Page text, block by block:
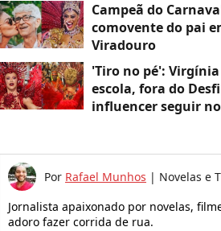
Campeã do
comovente do pai
Viradouro
'Tiro no pé':
escola, fora do
influencer seguir
Por Rafael Munhos | Novelas e
Jornalista apaixonado por novelas,
adoro fazer corrida de rua.